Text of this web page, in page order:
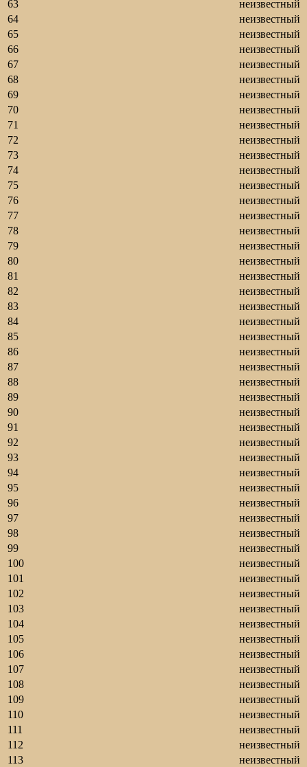
63
неизвестный
64
неизвестный
65
неизвестный
66
неизвестный
67
неизвестный
68
неизвестный
69
неизвестный
70
неизвестный
71
неизвестный
72
неизвестный
73
неизвестный
74
неизвестный
75
неизвестный
76
неизвестный
77
неизвестный
78
неизвестный
79
неизвестный
80
неизвестный
81
неизвестный
82
неизвестный
83
неизвестный
84
неизвестный
85
неизвестный
86
неизвестный
87
неизвестный
88
неизвестный
89
неизвестный
90
неизвестный
91
неизвестный
92
неизвестный
93
неизвестный
94
неизвестный
95
неизвестный
96
неизвестный
97
неизвестный
98
неизвестный
99
неизвестный
100
неизвестный
101
неизвестный
102
неизвестный
103
неизвестный
104
неизвестный
105
неизвестный
106
неизвестный
107
неизвестный
108
неизвестный
109
неизвестный
110
неизвестный
111
неизвестный
112
неизвестный
113
неизвестный